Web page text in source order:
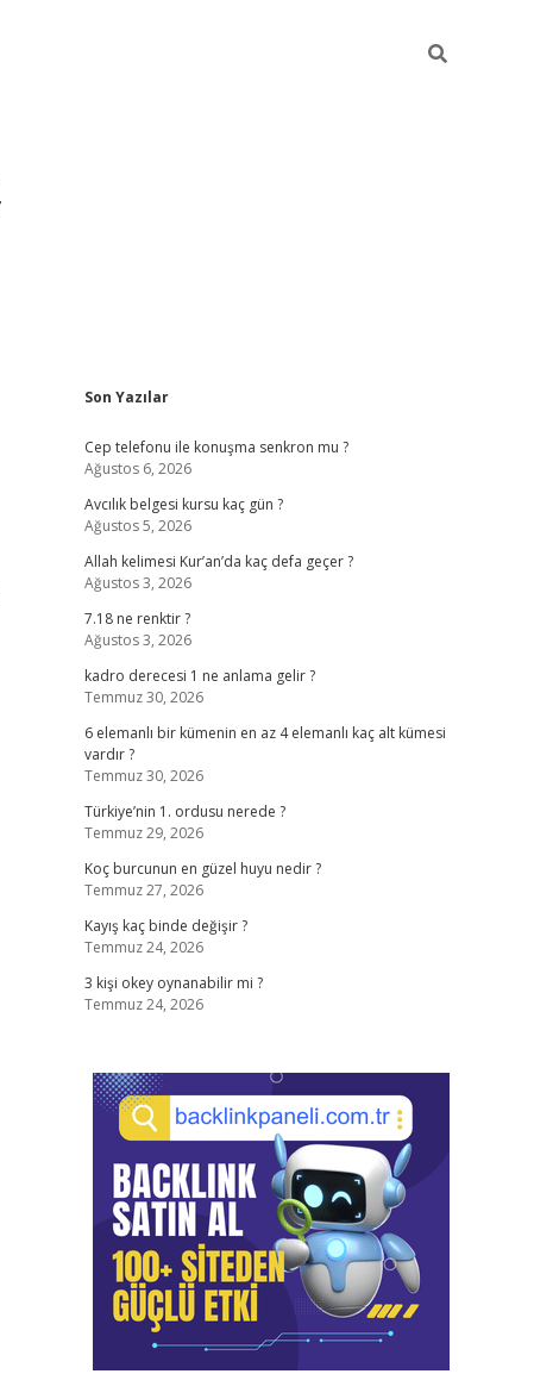
Sidebar
Son Yazılar
Cep telefonu ile konuşma senkron mu ?
Ağustos 6, 2026
Avcılık belgesi kursu kaç gün ?
Ağustos 5, 2026
Allah kelimesi Kur’an’da kaç defa geçer ?
Ağustos 3, 2026
7.18 ne renktir ?
Ağustos 3, 2026
kadro derecesi 1 ne anlama gelir ?
Temmuz 30, 2026
6 elemanlı bir kümenin en az 4 elemanlı kaç alt kümesi
vardır ?
Temmuz 30, 2026
Türkiye’nin 1. ordusu nerede ?
Temmuz 29, 2026
Koç burcunun en güzel huyu nedir ?
Temmuz 27, 2026
Kayış kaç binde değişir ?
Temmuz 24, 2026
3 kişi okey oynanabilir mi ?
Temmuz 24, 2026